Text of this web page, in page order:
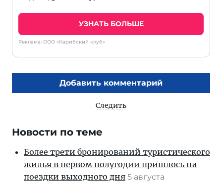
УЗНАТЬ БОЛЬШЕ
Реклама: ООО «Карибский клуб»
Добавить комментарий
Следить
Новости по теме
Более трети бронирований туристического
жилья в первом полугодии пришлось на
поездки выходного дня 5 августа